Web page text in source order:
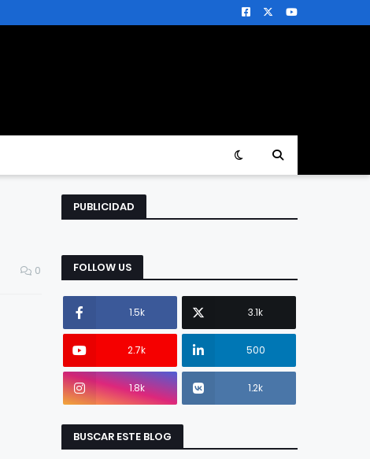
0
PUBLICIDAD
FOLLOW US
1.5k 3.1k
2.7k 500
1.8k 1.2k
BUSCAR ESTE BLOG